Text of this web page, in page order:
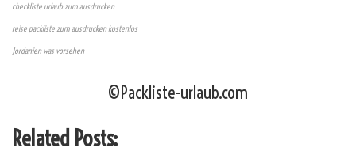
checkliste urlaub zum ausdrucken
reise packliste zum ausdrucken kostenlos
Jordanien was vorsehen
©Packliste-urlaub.com
Related Posts: